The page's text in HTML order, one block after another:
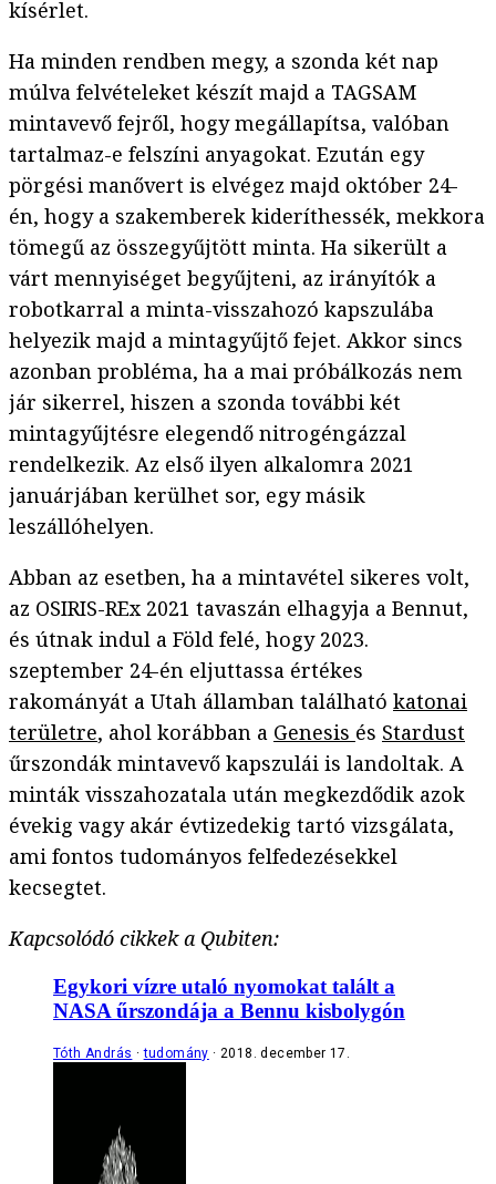
kísérlet.
Ha minden rendben megy, a szonda két nap
múlva felvételeket készít majd a TAGSAM
mintavevő fejről, hogy megállapítsa, valóban
tartalmaz-e felszíni anyagokat. Ezután egy
pörgési manővert is elvégez majd október 24-
én, hogy a szakemberek kideríthessék, mekkora
tömegű az összegyűjtött minta. Ha sikerült a
várt mennyiséget begyűjteni, az irányítók a
robotkarral a minta-visszahozó kapszulába
helyezik majd a mintagyűjtő fejet. Akkor sincs
azonban probléma, ha a mai próbálkozás nem
jár sikerrel, hiszen a szonda további két
mintagyűjtésre elegendő nitrogéngázzal
rendelkezik. Az első ilyen alkalomra 2021
januárjában kerülhet sor, egy másik
leszállóhelyen.
Abban az esetben, ha a mintavétel sikeres volt,
az OSIRIS-REx 2021 tavaszán elhagyja a Bennut,
és útnak indul a Föld felé, hogy 2023.
szeptember 24-én eljuttassa értékes
rakományát a Utah államban található katonai
területre, ahol korábban a Genesis és Stardust
űrszondák mintavevő kapszulái is landoltak. A
minták visszahozatala után megkezdődik azok
évekig vagy akár évtizedekig tartó vizsgálata,
ami fontos tudományos felfedezésekkel
kecsegtet.
Kapcsolódó cikkek a Qubiten:
Egykori vízre utaló nyomokat talált a
NASA űrszondája a Bennu kisbolygón
Tóth András tudomány 2018. december 17.